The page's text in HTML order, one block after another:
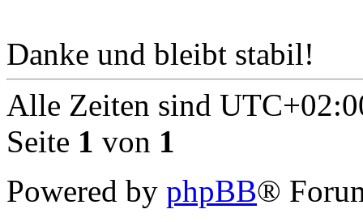
Danke und bleibt stabil!
Alle Zeiten sind
Seite 1 von 1
Powered by phpBB®